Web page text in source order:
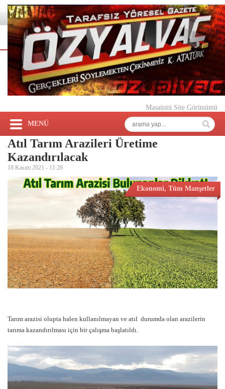
Masaüstü Site Görünümü
MENÜ
Atıl Tarım Arazileri Üretime
Kazandırılacak
18 Kasım 2021 - 11:28
Ekonomi, Tüm Manşetler
Tarım arazisi olupta halen kullanılmayan ve atıl durumda olan arazilerin
tarıma kazandırılması için bir çalışma başlatıldı.